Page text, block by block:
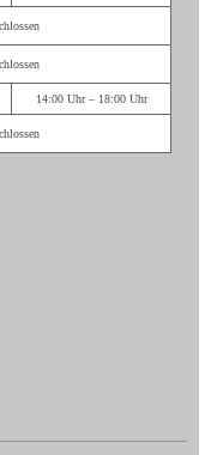
14:00 Uhr – 18:00 Uhr